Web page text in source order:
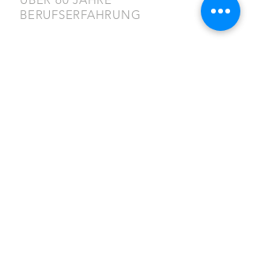
BERUFSERFAHRUNG